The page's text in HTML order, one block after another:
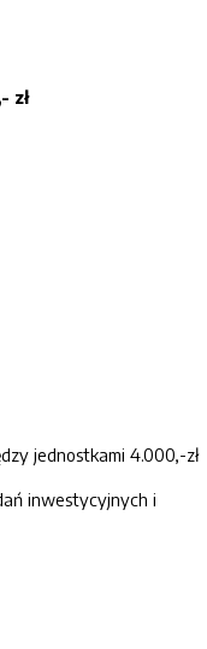
- zł
jednostkami 4.000,-zł
inwestycyjnych i